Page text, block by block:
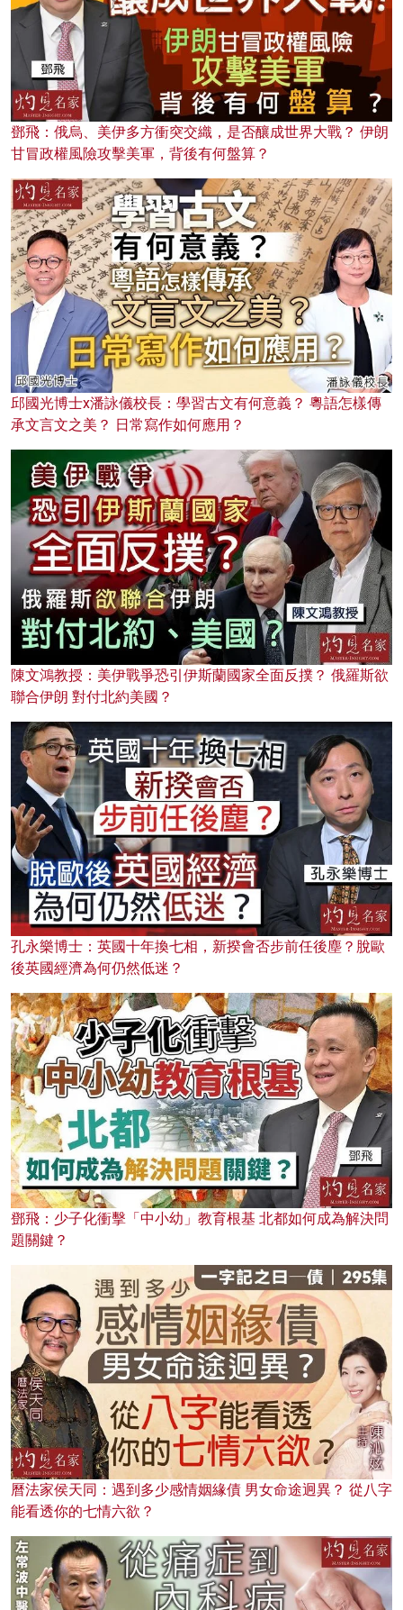
鄧飛：俄烏、美伊多方衝突交織，是否釀成世界大戰？ 伊朗
甘冒政權風險攻擊美軍，背後有何盤算？
邱國光博士x潘詠儀校長：學習古文有何意義？ 粵語怎樣傳
承文言文之美？ 日常寫作如何應用？
陳文鴻教授：美伊戰爭恐引伊斯蘭國家全面反撲？ 俄羅斯欲
聯合伊朗 對付北約美國？
孔永樂博士：英國十年換七相，新揆會否步前任後塵？脫歐
後英國經濟為何仍然低迷？
鄧飛：少子化衝擊「中小幼」教育根基 北都如何成為解決問
題關鍵？
曆法家侯天同：遇到多少感情姻緣債 男女命途迥異？ 從八字
能看透你的七情六欲？